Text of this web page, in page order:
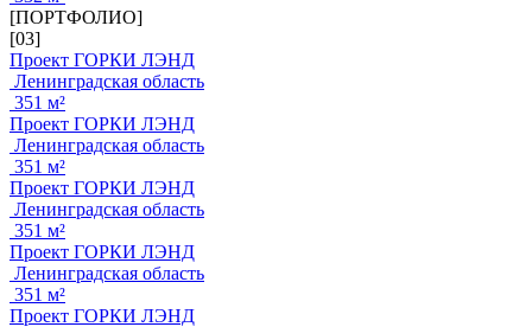
[ПОРТФОЛИО]
[03]
Проект ГОРКИ ЛЭНД
Ленинградская область
351 м²
Проект ГОРКИ ЛЭНД
Ленинградская область
351 м²
Проект ГОРКИ ЛЭНД
Ленинградская область
351 м²
Проект ГОРКИ ЛЭНД
Ленинградская область
351 м²
Проект ГОРКИ ЛЭНД